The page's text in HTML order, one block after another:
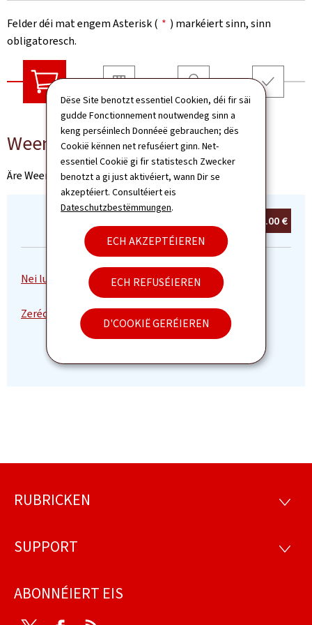
Dëse Site benotzt essentiel Cookien, déi fir säi
gudde Fonctionnement noutwendeg sinn a
keng perséinlech Donnéeë gebrauchen; dës
Cookië kënnen net refuséiert ginn. Net-
essentiel Cookië gi fir statistesch Zwecker
benotzt a gi just aktivéiert, wann Dir se
akzeptéiert. Consultéiert eis
Dateschutzbestëmmungen.
ECH AKZEPTÉIEREN
ECH REFUSÉIEREN
D'COOKIË GERÉIEREN
Felder déi mat engem Asterisk ( * ) markéiert sinn, sinn
obligatoresch.
Weenchen Liwwerung Coordonnéeën
Weenchen
Äre Weenchen ass eidel
0.00 €
Fousszeil
RUBRICKEN
SUPPORT
ABONNÉIERT EIS